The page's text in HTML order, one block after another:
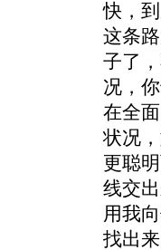
快，
这条
子了
况，
在全
状况
更聪
线交
用我
找出